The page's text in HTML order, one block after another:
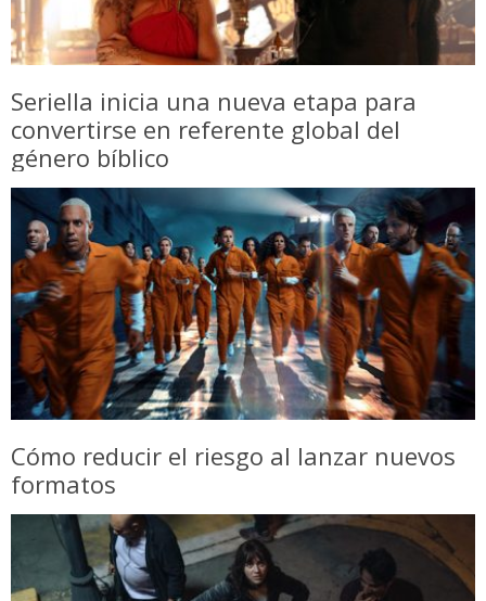
Seriella inicia una nueva etapa para
convertirse en referente global del
género bíblico
Cómo reducir el riesgo al lanzar nuevos
formatos